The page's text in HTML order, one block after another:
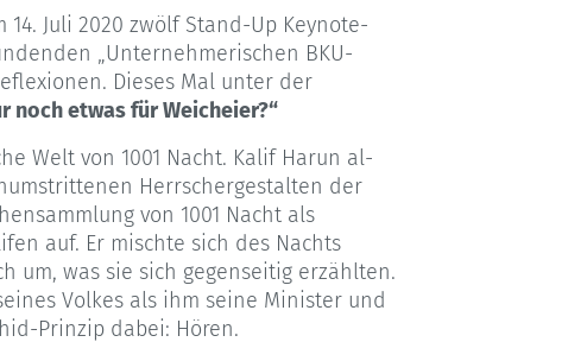
Juli 2020 zwölf Stand-Up Keynote-
„Unternehmerischen BKU-
Dieses Mal unter der
noch etwas für Weicheier?“
Welt von 1001 Nacht. Kalif Harun al-
Herrschergestalten der
von 1001 Nacht als
auf. Er mischte sich des Nachts
um, was sie sich gegenseitig erzählten.
Volkes als ihm seine Minister und
Prinzip dabei: Hören.